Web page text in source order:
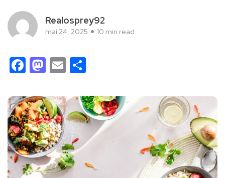
Realosprey92
mai 24, 2025 10 min read
Facebook
Mastodon
Email